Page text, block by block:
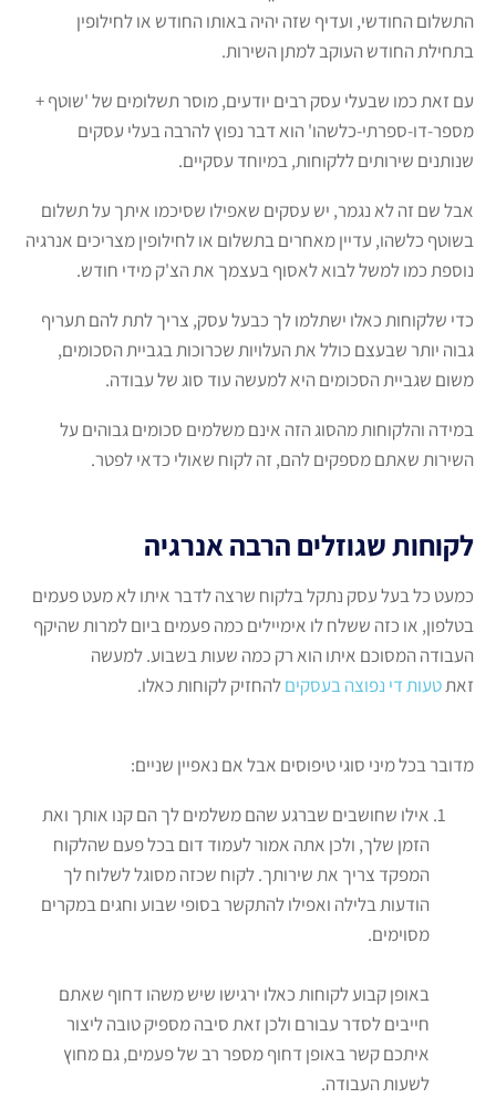
התשלום החודשי, ועדיף שזה יהיה באותו החודש או לחילופין
בתחילת החודש העוקב למתן השירות.
עם זאת כמו שבעלי עסק רבים יודעים, מוסר תשלומים של 'שוטף +
מספר-דו-ספרתי-כלשהו' הוא דבר נפוץ להרבה בעלי עסקים
שנותנים שירותים ללקוחות, במיוחד עסקיים.
אבל שם זה לא נגמר, יש עסקים שאפילו שסיכמו איתך על תשלום
בשוטף כלשהו, עדיין מאחרים בתשלום או לחילופין מצריכים אנרגיה
נוספת כמו למשל לבוא לאסוף בעצמך את הצ'ק מידי חודש.
כדי שלקוחות כאלו ישתלמו לך כבעל עסק, צריך לתת להם תעריף
גבוה יותר שבעצם כולל את העלויות שכרוכות בגביית הסכומים,
משום שגביית הסכומים היא למעשה עוד סוג של עבודה.
במידה והלקוחות מהסוג הזה אינם משלמים סכומים גבוהים על
השירות שאתם מספקים להם, זה לקוח שאולי כדאי לפטר.
לקוחות שגוזלים הרבה אנרגיה
כמעט כל בעל עסק נתקל בלקוח שרצה לדבר איתו לא מעט פעמים
בטלפון, או כזה ששלח לו אימיילים כמה פעמים ביום למרות שהיקף
העבודה המסוכם איתו הוא רק כמה שעות בשבוע. למעשה
זאתטעות די נפוצה בעסקיםלהחזיק לקוחות כאלו.
מדובר בכל מיני סוגי טיפוסים אבל אם נאפיין שניים:
אילו שחושבים שברגע שהם משלמים לך הם קנו אותך ואת
הזמן שלך, ולכן אתה אמור לעמוד דום בכל פעם שהלקוח
המפקד צריך את שירותך. לקוח שכזה מסוגל לשלוח לך
הודעות בלילה ואפילו להתקשר בסופי שבוע וחגים במקרים
מסוימים.
באופן קבוע לקוחות כאלו ירגישו שיש משהו דחוף שאתם
חייבים לסדר עבורם ולכן זאת סיבה מספיק טובה ליצור
איתכם קשר באופן דחוף מספר רב של פעמים, גם מחוץ
לשעות העבודה.